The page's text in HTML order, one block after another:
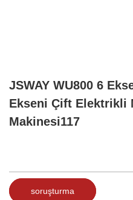
JSWAY WU800 6
Ekseni Çift Elektrikli
Makinesi117
soruşturma